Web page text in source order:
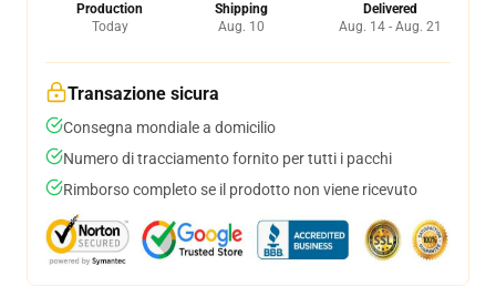
Production
Today
Shipping
Aug. 10
Delivered
Aug. 14 - Aug. 21
Transazione sicura
Consegna mondiale a domicilio
Numero di tracciamento fornito per tutti i pacchi
Rimborso completo se il prodotto non viene ricevuto